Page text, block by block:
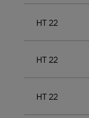
HT 22
HT 22
HT 22